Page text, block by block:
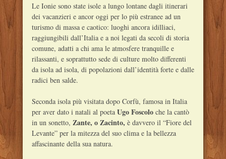
Le Ionie sono state isole a lungo lontane dagli itinerari
dei vacanzieri e ancor oggi per lo più estranee ad un
turismo di massa e caotico: luoghi ancora idilliaci,
raggiungibili dall’Italia e a noi legati da secoli di storia
comune, adatti a chi ama le atmosfere tranquille e
rilassanti, e soprattutto sede di culture molto differenti
da isola ad isola, di popolazioni dall’identità forte e dalle
radici ben salde.
Seconda isola più visitata dopo Corfù, famosa in Italia
per aver dato i natali al poeta Ugo Foscoloche la cantò
in un sonetto, Zante, o Zacinto, è davvero il “Fiore del
Levante” per la mitezza del suo clima e la bellezza
affascinante della sua natura.